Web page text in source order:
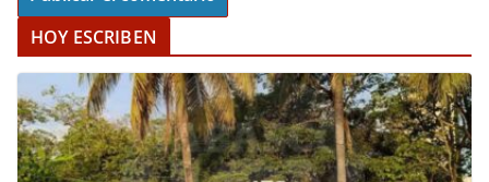
HOY ESCRIBEN